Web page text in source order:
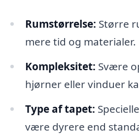
Rumstørrelse: Større
mere tid og materialer.
Kompleksitet: Svære
hjørner eller vinduer
Type af tapet:
være dyrere end